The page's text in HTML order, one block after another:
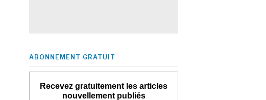
ABONNEMENT GRATUIT
Recevez gratuitement les articles
nouvellement publiés